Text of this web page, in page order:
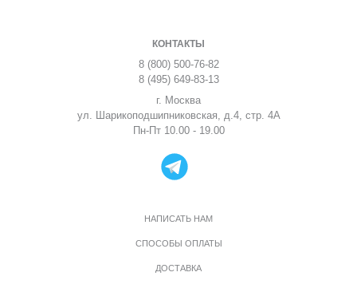
КОНТАКТЫ
8 (800) 500-76-82
8 (495) 649-83-13
г. Москва
ул. Шарикоподшипниковская, д.4, стр. 4А
Пн-Пт 10.00 - 19.00
НАПИСАТЬ НАМ
СПОСОБЫ ОПЛАТЫ
ДОСТАВКА